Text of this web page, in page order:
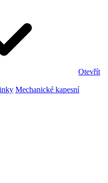
Otevřít
Mechanické kapesní